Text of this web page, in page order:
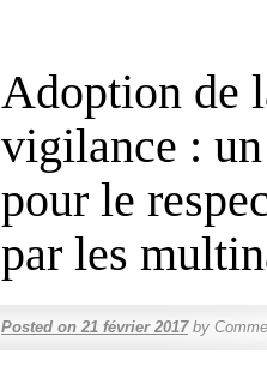
Adoption de
vigilance :
pour le
par les
Posted on 21 février 2017 by